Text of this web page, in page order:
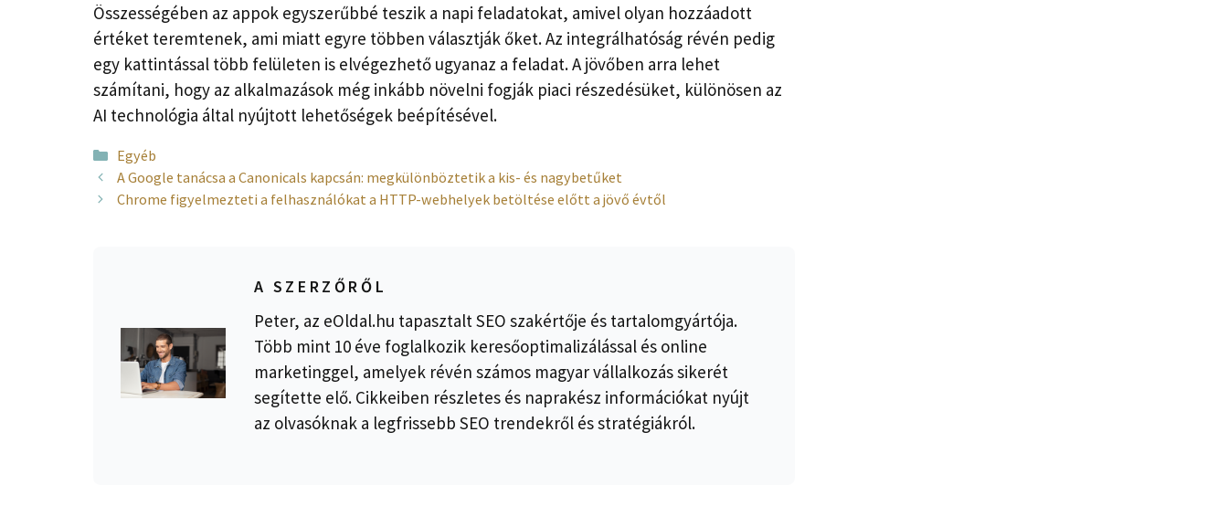
Összességében az appok egyszerűbbé teszik a napi feladatokat, amivel olyan hozzáadott
értéket teremtenek, ami miatt egyre többen választják őket. Az integrálhatóság révén pedig
egy kattintással több felületen is elvégezhető ugyanaz a feladat. A jövőben arra lehet
számítani, hogy az alkalmazások még inkább növelni fogják piaci részedésüket, különösen az
AI technológia által nyújtott lehetőségek beépítésével.
Kategória
Egyéb
A Google tanácsa a Canonicals kapcsán: megkülönböztetik a kis- és nagybetűket
Chrome figyelmezteti a felhasználókat a HTTP-webhelyek betöltése előtt a jövő évtől
A SZERZŐRŐL
Peter, az eOldal.hu tapasztalt SEO szakértője és tartalomgyártója.
Több mint 10 éve foglalkozik keresőoptimalizálással és online
marketinggel, amelyek révén számos magyar vállalkozás sikerét
segítette elő. Cikkeiben részletes és naprakész információkat nyújt
az olvasóknak a legfrissebb SEO trendekről és stratégiákról.